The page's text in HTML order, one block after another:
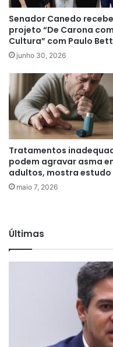
Senador Canedo
projeto “De Carona
Cultura” com Paulo
junho 30, 2026
Tratamentos
podem agravar asma
adultos, mostra estudo
maio 7, 2026
Últimas